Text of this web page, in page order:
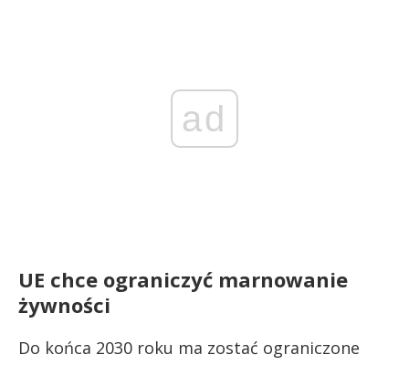
ad
UE chce ograniczyć marnowanie
żywności
Do końca 2030 roku ma zostać ograniczone